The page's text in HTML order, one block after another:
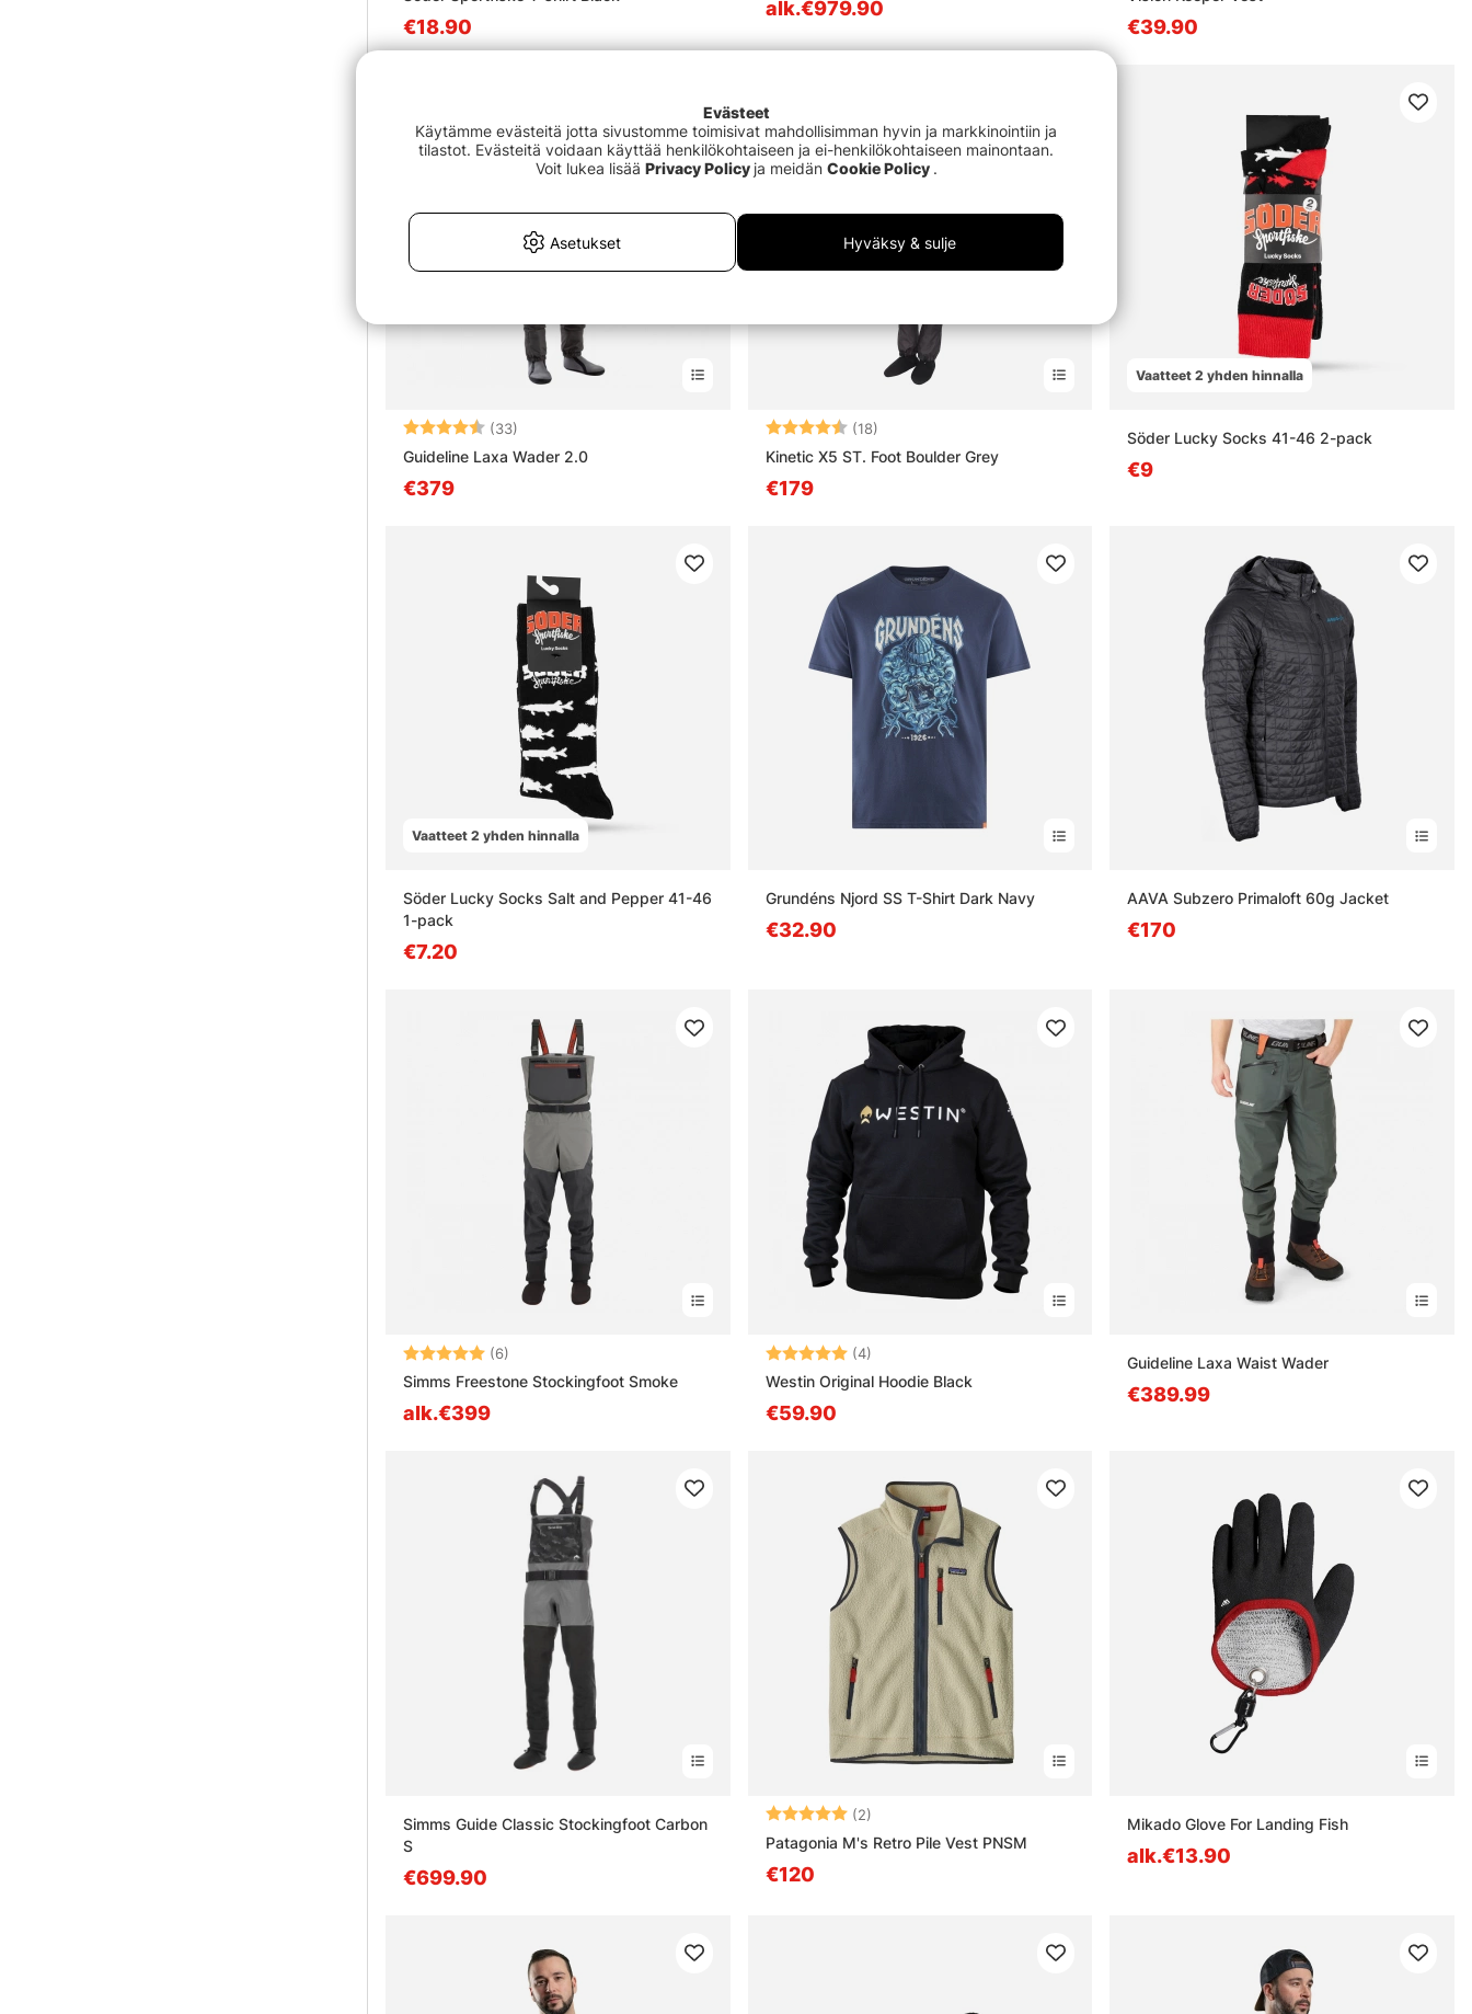
€18.90
alk.€979.90
€39.90
Arvio: (33)
Guideline Laxa Wader 2.0
€379
Arvio: (18)
Kinetic X5 ST. Foot Boulder Grey
€179
Vaatteet 2 yhden hinnalla
Söder Lucky Socks 41-46 2-pack
€9
Vaatteet 2 yhden hinnalla
Söder Lucky Socks Salt and Pepper 41-46
1-pack
€7.20
Grundéns Njord SS T-Shirt Dark Navy
€32.90
AAVA Subzero Primaloft 60g Jacket
€170
Arvio: (6)
Simms Freestone Stockingfoot Smoke
alk.€399
Arvio: (4)
Westin Original Hoodie Black
€59.90
Guideline Laxa Waist Wader
€389.99
Simms Guide Classic Stockingfoot Carbon
S
€699.90
Arvio: (2)
Patagonia M's Retro Pile Vest PNSM
€120
Mikado Glove For Landing Fish
alk.€13.90
Evästeet
Käytämme evästeitä jotta sivustomme toimisivat mahdollisimman hyvin ja markkinointiin ja
tilastot. Evästeitä voidaan käyttää henkilökohtaiseen ja ei-henkilökohtaiseen mainontaan.
Voit lukea lisää Privacy Policy ja meidän Cookie Policy .
Asetukset Hyväksy & sulje